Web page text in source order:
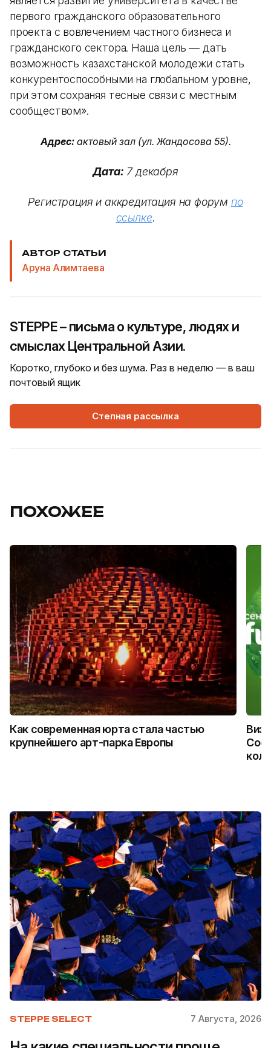
первого гражданского образовательного
проекта с вовлечением частного бизнеса и
гражданского сектора. Наша цель — дать
возможность казахстанской молодежи стать
конкурентоспособными на глобальном уровне,
при этом сохраняя тесные связи с местным
сообществом».
Адрес:актовый зал (ул. Жандосова 55).
Дата: 7 декабря
Регистрация и аккредитация на форум по
ссылке.
АВТОР СТАТЬИ
Аруна Алимтаева
STEPPE – письма о культуре, людях и
смыслах Центральной Азии.
Коротко, глубоко и без шума. Раз в неделю — в ваш
почтовый ящик
Степная рассылка
ПОХОЖЕЕ
Как современная юрта стала частью
крупнейшего арт-парка Европы
STEPPE SELECT 7 Августа, 2026